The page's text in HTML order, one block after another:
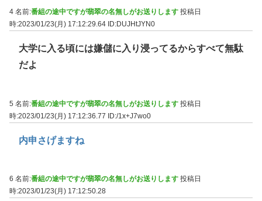
4 名前:番組の途中ですが翡翠の名無しがお送りします 投稿日
時:2023/01/23(月) 17:12:29.64 ID:DUJHtJYN0
大学に入る頃には嫌儲に入り浸ってるからすべて無駄
だよ
5 名前:番組の途中ですが翡翠の名無しがお送りします 投稿日
時:2023/01/23(月) 17:12:36.77 ID:/1x+J7wo0
内申さげますね
6 名前:番組の途中ですが翡翠の名無しがお送りします 投稿日
時:2023/01/23(月) 17:12:50.28